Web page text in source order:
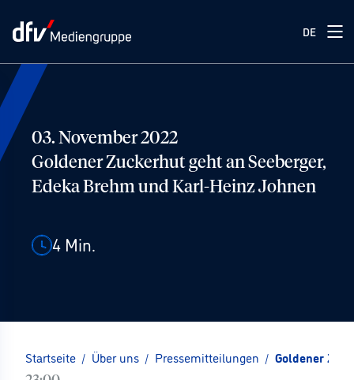
DE
03. November 2022
Goldener Zuckerhut geht an Seeberger,
Edeka Brehm und Karl-Heinz Johnen
4 Min.
Startseite / Über uns / Pressemitteilungen / Goldener